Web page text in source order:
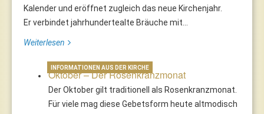
Kalender und eröffnet zugleich das neue Kirchenjahr.
Er verbindet jahrhundertealte Bräuche mit...
Weiterlesen
Oktober – Der Rosenkranzmonat
Der Oktober gilt traditionell als Rosenkranzmonat.
Für viele mag diese Gebetsform heute altmodisch
INFORMATIONEN AUS DER KIRCHE